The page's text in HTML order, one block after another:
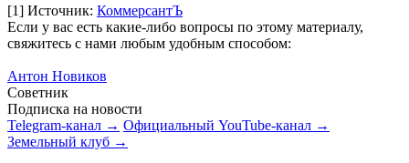
[1] Источник: КоммерсантЪ
Если у вас есть какие-либо вопросы по этому материалу,
свяжитесь с нами любым удобным способом:
Антон Новиков
Советник
Подписка на новости
Telegram-канал → Официальный YouTube-канал →
Земельный клуб →